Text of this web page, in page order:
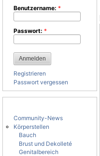
Benutzername: *
Passwort: *
Registrieren
Passwort vergessen
Community-News
Körperstellen
Bauch
Brust und Dekolleté
Genitalbereich